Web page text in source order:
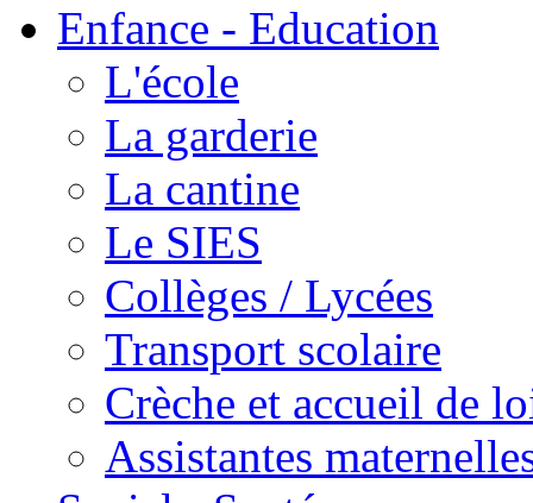
Enfance - Education
L'école
La garderie
La cantine
Le SIES
Collèges / Lycées
Transport scolaire
Crèche et accueil de
Assistantes